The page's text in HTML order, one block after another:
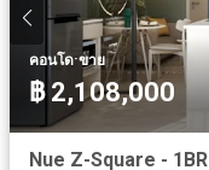
คอนโด·ขาย
฿ 2,108,000
Nue Z-Square - 1BR